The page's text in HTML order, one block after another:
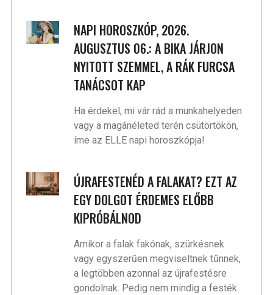
NAPI HOROSZKÓP, 2026.
AUGUSZTUS 06.: A BIKA JÁRJON
NYITOTT SZEMMEL, A RÁK FURCSA
TANÁCSOT KAP
Ha érdekel, mi vár rád a munkahelyeden
vagy a magánéleted terén csütörtökön,
íme az ELLE napi horoszkópja!
ÚJRAFESTENÉD A FALAKAT? EZT AZ
EGY DOLGOT ÉRDEMES ELŐBB
KIPRÓBÁLNOD
Amikor a falak fakónak, szürkésnek
vagy egyszerűen megviseltnek tűnnek,
a legtöbben azonnal az újrafestésre
gondolnak. Pedig nem mindig a festék